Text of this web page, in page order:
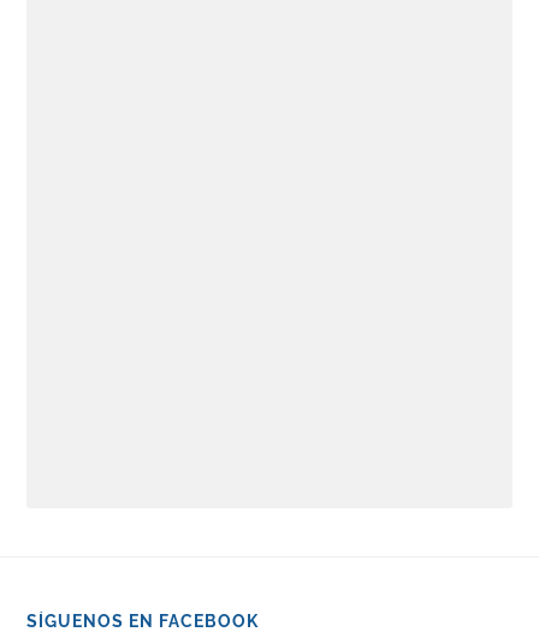
SÍGUENOS EN FACEBOOK